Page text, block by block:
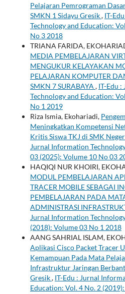
Pelajaran Pemrograman
SMKN 1 Sidayu Gresik, IT-
Technology and Education:
No 3 2018
TRIANA FARIDA,
MEDIA PEMBELAJARAN
MENGUKUR KELAYAKAN
PELAJARAN KOMPUTER
SMKN 7 SURABAYA , IT-Edu
Technology and Education:
No 1 2019
Riza Ismia, Ekohariadi,
Meningkatkan Kompetensi
Kritis Siswa TKJ di SMK
Jurnal Information
03 (2025): Volume 10 No 03
HAQIQI NUR KHOIRI,
MODUL PEMBELAJARAN
TRACER MOBILE SEBAGAI
PEMBELAJARAN PADA
ADMINISTRASI
Jurnal Information
(2018): Volume 03 No 1 2018
AANG SAHRIAL ISLAM,
Aplikasi Cisco Packet Tracer
Kemampuan Pada Mata
Infrastruktur Jaringan
Gresik, IT-Edu : Jurnal
Education: Vol. 4 No. 2